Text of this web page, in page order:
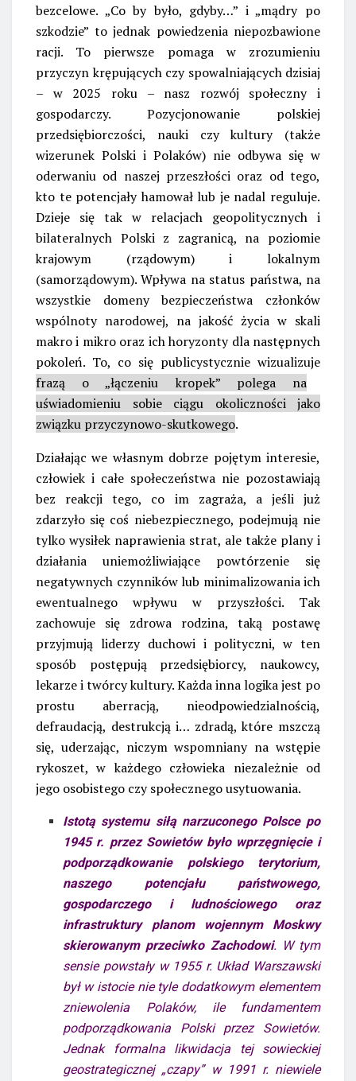
bezcelowe. „Co by było, gdyby…” i „mądry po
szkodzie” to jednak powiedzenia niepozbawione
racji. To pierwsze pomaga w zrozumieniu
przyczyn krępujących czy spowalniających dzisiaj
– w 2025 roku – nasz rozwój społeczny i
gospodarczy. Pozycjonowanie polskiej
przedsiębiorczości, nauki czy kultury (także
wizerunek Polski i Polaków) nie odbywa się w
oderwaniu od naszej przeszłości oraz od tego,
kto te potencjały hamował lub je nadal reguluje.
Dzieje się tak w relacjach geopolitycznych i
bilateralnych Polski z zagranicą, na poziomie
krajowym (rządowym) i lokalnym
(samorządowym). Wpływa na status państwa, na
wszystkie domeny bezpieczeństwa członków
wspólnoty narodowej, na jakość życia w skali
makro i mikro oraz ich horyzonty dla następnych
pokoleń. To, co się publicystycznie wizualizuje
frazą o „łączeniu kropek” polega na
uświadomieniu sobie ciągu okoliczności jako
związku przyczynowo-skutkowego.
Działając we własnym dobrze pojętym interesie,
człowiek i całe społeczeństwa nie pozostawiają
bez reakcji tego, co im zagraża, a jeśli już
zdarzyło się coś niebezpiecznego, podejmują nie
tylko wysiłek naprawienia strat, ale także plany i
działania uniemożliwiające powtórzenie się
negatywnych czynników lub minimalizowania ich
ewentualnego wpływu w przyszłości. Tak
zachowuje się zdrowa rodzina, taką postawę
przyjmują liderzy duchowi i polityczni, w ten
sposób postępują przedsiębiorcy, naukowcy,
lekarze i twórcy kultury. Każda inna logika jest po
prostu aberracją, nieodpowiedzialnością,
defraudacją, destrukcją i… zdradą, które mszczą
się, uderzając, niczym wspomniany na wstępie
rykoszet, w każdego człowieka niezależnie od
jego osobistego czy społecznego usytuowania.
Istotą systemu siłą narzuconego Polsce po
1945 r. przez Sowietów było wprzęgnięcie i
podporządkowanie polskiego terytorium,
naszego potencjału państwowego,
gospodarczego i ludnościowego oraz
infrastruktury planom wojennym Moskwy
skierowanym przeciwko Zachodowi. W tym
sensie powstały w 1955 r. Układ Warszawski
był w istocie nie tyle dodatkowym elementem
zniewolenia Polaków, ile fundamentem
podporządkowania Polski przez Sowietów.
Jednak formalna likwidacja tej sowieckiej
geostrategicznej „czapy” w 1991 r. niewiele